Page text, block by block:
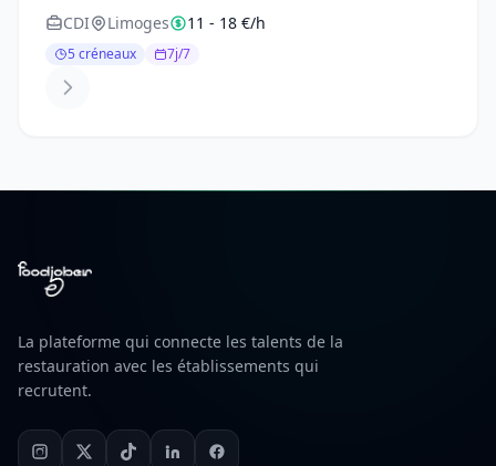
CDI Limoges 11 - 18 €/h
5 créneaux 7j/7
La plateforme qui connecte les talents de la
restauration avec les établissements qui
recrutent.